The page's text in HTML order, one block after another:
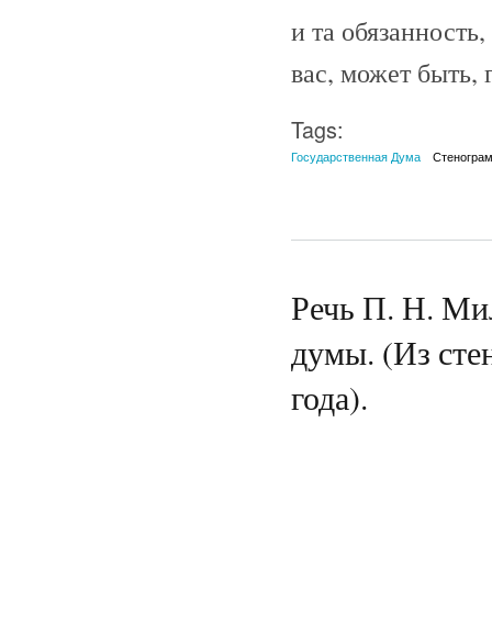
и та
вас, может быть,
Tags:
Государственная Дума
Речь П. Н.
думы. (Из
года).